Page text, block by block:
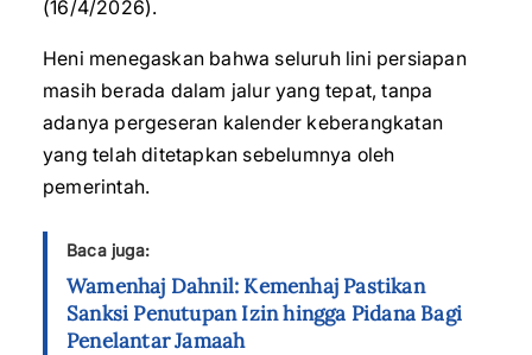
(16/4/2026).
Heni menegaskan bahwa seluruh lini persiapan
masih berada dalam jalur yang tepat, tanpa
adanya pergeseran kalender keberangkatan
yang telah ditetapkan sebelumnya oleh
pemerintah.
Baca juga:
Wamenhaj Dahnil: Kemenhaj Pastikan
Sanksi Penutupan Izin hingga Pidana Bagi
Penelantar Jamaah